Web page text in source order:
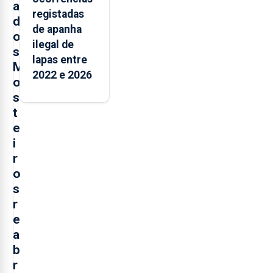
a
d
o
s
M
o
s
t
e
i
r
o
s
r
e
a
b
r
registadas
de apanha
ilegal de
lapas entre
2022 e 2026